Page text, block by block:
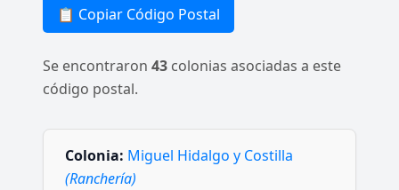
📋 Copiar Código Postal
Se encontraron 43 colonias asociadas a este
código postal.
Colonia: Miguel Hidalgo y Costilla
(Ranchería)